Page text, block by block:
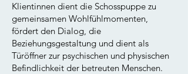
Klientinnen dient die Schosspuppe zu
gemeinsamen Wohlfühlmomenten,
fördert den Dialog, die
Beziehungsgestaltung und dient als
Türöffner zur psychischen und physischen
Befindlichkeit der betreuten Menschen.